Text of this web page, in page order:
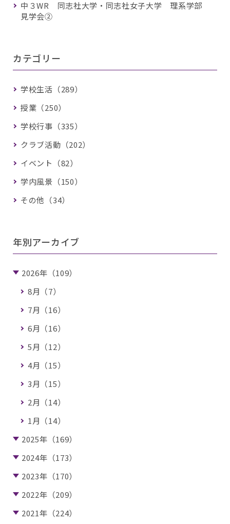
中３WR 同志社大学・同志社女子大学 理系学部
見学会②
カテゴリー
学校生活（289）
授業（250）
学校行事（335）
クラブ活動（202）
イベント（82）
学内風景（150）
その他（34）
年別アーカイブ
2026年（109）
8月（7）
7月（16）
6月（16）
5月（12）
4月（15）
3月（15）
2月（14）
1月（14）
2025年（169）
2024年（173）
2023年（170）
2022年（209）
2021年（224）